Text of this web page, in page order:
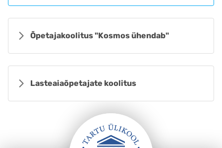
Õpetajakoolitus "Kosmos ühendab"
Lasteaiaõpetajate koolitus